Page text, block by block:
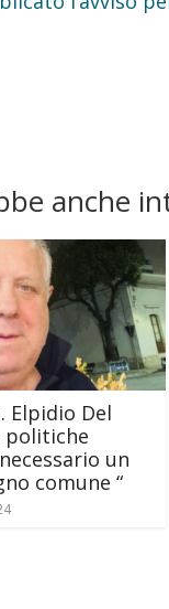
anche
Elpidio Del
politiche
un
comune “